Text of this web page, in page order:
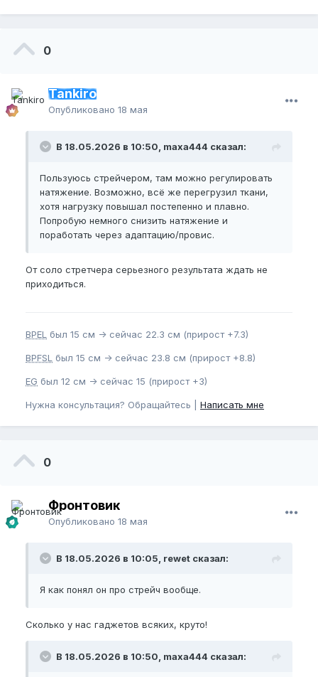
тоже?
и можешь объяснить пожалуйста зачем?
я новичок в этом деле
0
Tankiro
Опубликовано 18 мая
В 18.05.2026 в 10:50, maxa444 сказал:
Пользуюсь стрейчером, там можно регулировать
натяжение. Возможно, всё же перегрузил ткани,
хотя нагрузку повышал постепенно и плавно.
Попробую немного снизить натяжение и
поработать через адаптацию/провис.
От соло стретчера серьезного результата ждать не
приходиться.
BPEL был 15 см -> сейчас 22.3 см (прирост +7.3)
BPFSL был 15 см -> сейчас 23.8 см (прирост +8.8)
EG был 12 см -> сейчас 15 (прирост +3)
Нужна консультация? Обращайтесь | Написать мне
0
Фронтовик
Опубликовано 18 мая
В 18.05.2026 в 10:05, rewet сказал:
Я как понял он про стрейч вообще.
Сколько у нас гаджетов всяких, круто!
В 18.05.2026 в 10:50, maxa444 сказал: